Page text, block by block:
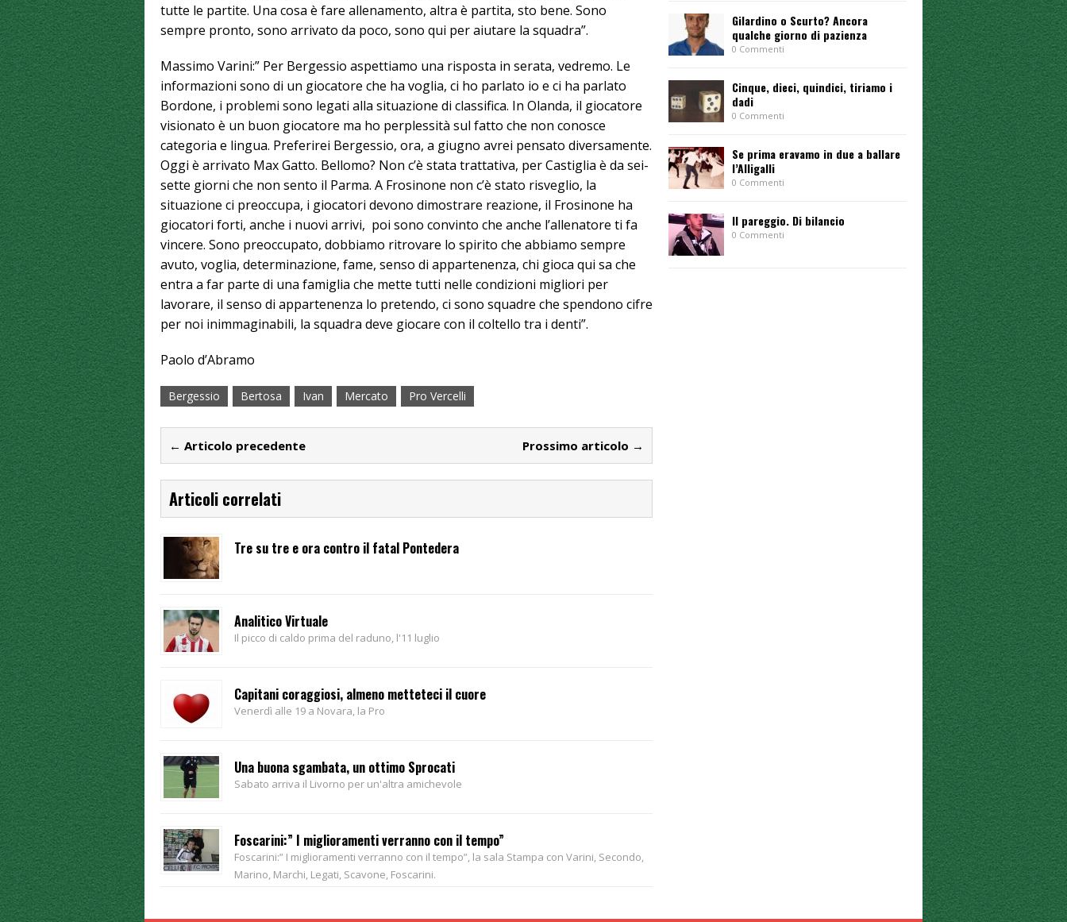
tutte le partite. Una cosa è fare allenamento, altra è partita, sto bene. Sono
sempre pronto, sono arrivato da poco, sono qui per aiutare la squadra”.
Massimo Varini:” Per Bergessio aspettiamo una risposta in serata, vedremo. Le
informazioni sono di un giocatore che ha voglia, ci ho parlato io e ci ha parlato
Bordone, i problemi sono legati alla situazione di classifica. In Olanda, il giocatore
visionato è un buon giocatore ma ho perplessità sul fatto che non conosce
categoria e lingua. Preferirei Bergessio, ora, a giugno avrei pensato diversamente.
Oggi è arrivato Max Gatto. Bellomo? Non c’è stata trattativa, per Castiglia è da sei-
sette giorni che non sento il Parma. A Frosinone non c’è stato risveglio, la
situazione ci preoccupa, i giocatori devono dimostrare reazione, il Frosinone ha
giocatori forti, anche i nuovi arrivi, poi sono convinto che anche l’allenatore ti fa
vincere. Sono preoccupato, dobbiamo ritrovare lo spirito che abbiamo sempre
avuto, voglia, determinazione, fame, senso di appartenenza, chi gioca qui sa che
entra a far parte di una famiglia che mette tutti nelle condizioni migliori per
lavorare, il senso di appartenenza lo pretendo, ci sono squadre che spendono cifre
per noi inimmaginabili, la squadra deve giocare con il coltello tra i denti”.
Paolo d’Abramo
Bergessio Bertosa Ivan Mercato Pro Vercelli
← Articolo precedente Prossimo articolo →
Articoli correlati
Tre su tre e ora contro il fatal Pontedera
Analitico Virtuale
Il picco di caldo prima del raduno, l'11 luglio
Capitani coraggiosi, almeno metteteci il cuore
Venerdì alle 19 a Novara, la Pro
Una buona sgambata, un ottimo Sprocati
Sabato arriva il Livorno per un'altra amichevole
Foscarini:” I miglioramenti verranno con il tempo”
Foscarini:” I miglioramenti verranno con il tempo”, la sala Stampa con Varini, Secondo,
Marino, Marchi, Legati, Scavone, Foscarini.
Gilardino o Scurto? Ancora
qualche giorno di pazienza
0 Commenti
Cinque, dieci, quindici, tiriamo i
dadi
0 Commenti
Se prima eravamo in due a ballare
l’Alligalli
0 Commenti
Il pareggio. Di bilancio
0 Commenti